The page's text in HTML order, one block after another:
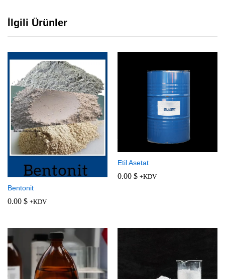
İlgili Ürünler
Bentonit
0.00 $ +KDV
Etil Asetat
0.00 $ +KDV